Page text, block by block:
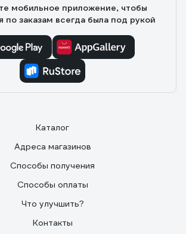
мобильное приложение, чтобы
по заказам всегда была под рукой
Каталог
Адреса магазинов
Способы получения
Способы оплаты
Что улучшить?
Контакты